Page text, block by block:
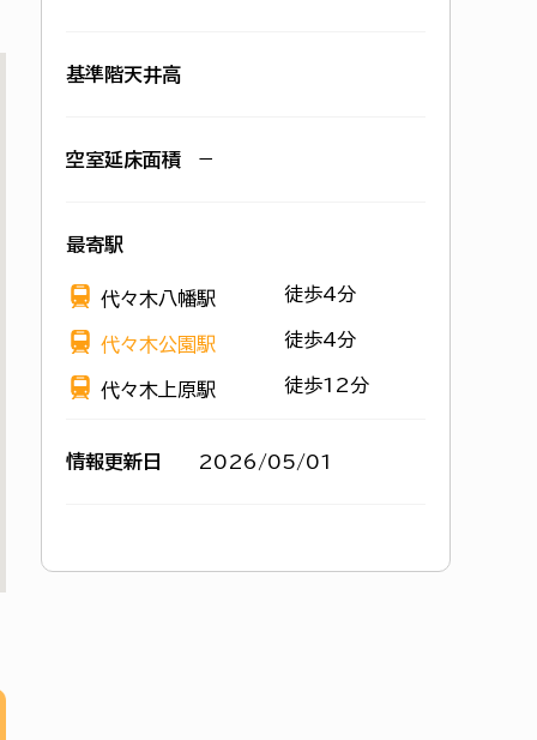
基準階天井高
空室延床面積 −
最寄駅
代々木八幡駅 徒歩4分
代々木公園駅 徒歩4分
代々木上原駅 徒歩12分
情報更新日 2026/05/01